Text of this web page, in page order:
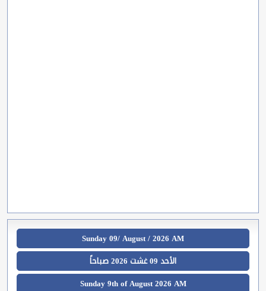
Sunday 09/ August / 2026 AM
الأحد 09 غشت 2026 صباحاً
Sunday 9th of August 2026 AM